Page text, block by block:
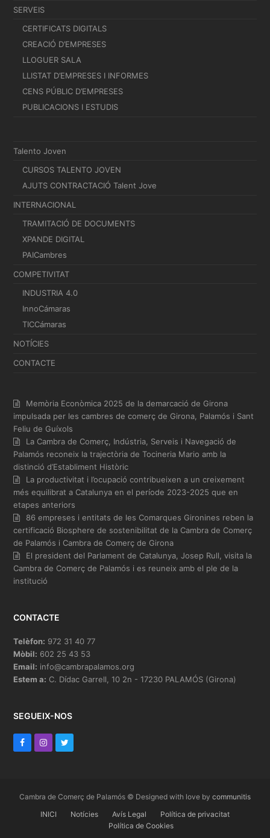
SERVEIS
CERTIFICATS DIGITALS
CREACIÓ D’EMPRESES
LLOGUER SALA
LLISTAT D’EMPRESES I INFORMES
CENS PÚBLIC D’EMPRESES
PUBLICACIONS I ESTUDIS
Talento Joven
CURSOS TALENTO JOVEN
AJUTS CONTRACTACIÓ Talent Jove
INTERNACIONAL
TRAMITACIÓ DE DOCUMENTS
XPANDE DIGITAL
PAICambres
COMPETIVITAT
INDUSTRIA 4.0
InnoCámaras
TICCámaras
NOTÍCIES
CONTACTE
Memòria Econòmica 2025 de la demarcació de Girona
impulsada per les cambres de comerç de Girona, Palamós i Sant
Feliu de Guíxols
La Cambra de Comerç, Indústria, Serveis i Navegació de
Palamós reconeix la trajectòria de Tocineria Mario amb la
distinció d’Establiment Històric
La productivitat i l’ocupació contribueixen a un creixement
més equilibrat a Catalunya en el període 2023-2025 que en
etapes anteriors
86 empreses i entitats de les Comarques Gironines reben la
certificació Biosphere de sostenibilitat de la Cambra de Comerç
de Palamós i Cambra de Comerç de Girona
El president del Parlament de Catalunya, Josep Rull, visita la
Cambra de Comerç de Palamós i es reuneix amb el ple de la
institució
CONTACTE
Telèfon: 972 31 40 77
Mòbil: 602 25 43 53
Email: info@cambrapalamos.org
Estem a: C. Dídac Garrell, 10 2n - 17230 PALAMÓS (Girona)
SEGUEIX-NOS
e
t
a
t
t
Cambra de Comerç de Palamós © Designed with love by communitis
INICI
Notícies Avís Legal
Política de privacitat
Política de Cookies